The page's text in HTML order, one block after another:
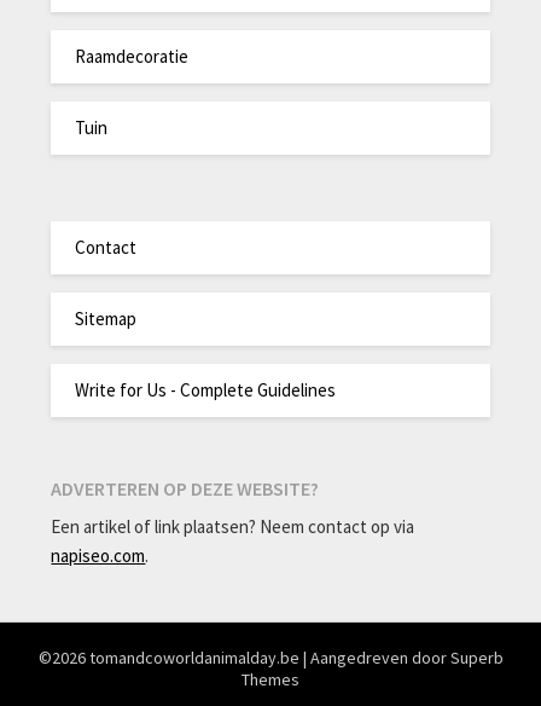
Raamdecoratie
Tuin
Contact
Sitemap
Write for Us - Complete Guidelines
ADVERTEREN OP DEZE WEBSITE?
Een artikel of link plaatsen? Neem contact op via
napiseo.com.
©2026 tomandcoworldanimalday.be | Aangedreven doorSuperb
Themes